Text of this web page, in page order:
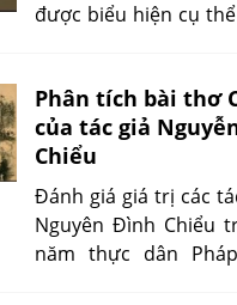
được biểu hiện cụ
chuyên quê nhà...
Phân tích bài thơ
của tác giả
Chiểu
Đánh giá giá trị các
Nguyên Đình Chiểu
năm thực dân